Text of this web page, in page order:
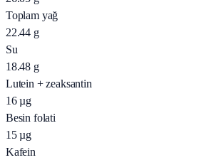
Toplam yağ
22.44 g
Su
18.48 g
Lutein + zeaksantin
16 µg
Besin folati
15 µg
Kafein